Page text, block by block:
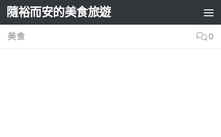
Skip to content
隨裕而安的美食旅遊
美食 0